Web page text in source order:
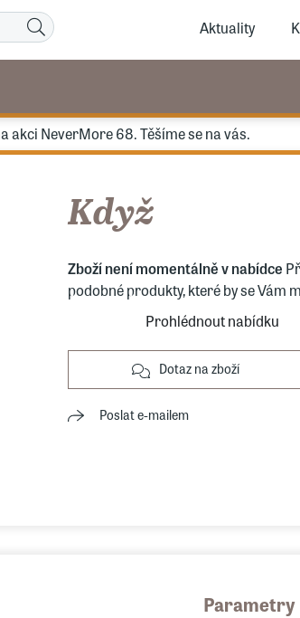
Aktuality
akci NeverMore 68. Těšíme se na vás.
Když
Zboží není momentálně v nabídce
podobné produkty, které by se Vám
Prohlédnout nabídku
Dotaz na zboží
Poslat e-mailem
Parametry